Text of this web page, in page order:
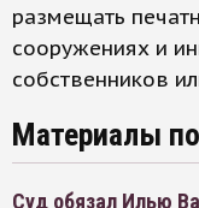
размещать
сооружениях и
собственников
Материалы
Суд обязал Илью